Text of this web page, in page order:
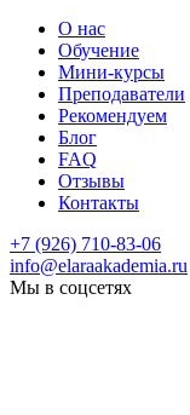
О нас
Обучение
Мини-курсы
Преподаватели
Рекомендуем
Блог
FAQ
Отзывы
Контакты
+7 (926) 710-83-06
info@elaraakademia.ru
Мы в соцсетях